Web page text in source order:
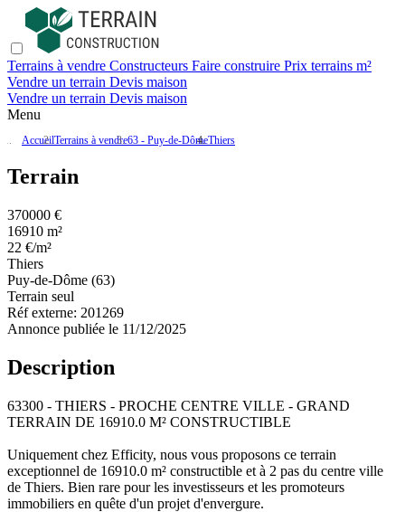
Terrains à vendre Constructeurs Faire construire Prix terrains m²
Vendre un terrain Devis maison
Vendre un terrain Devis maison
Menu
AccueilTerrains à vendre63 - Puy-de-DômeThiers
Terrain
370000 €
16910 m²
22 €/m²
Thiers
Puy-de-Dôme (63)
Terrain seul
Réf externe: 201269
Annonce publiée le 11/12/2025
Description
63300 - THIERS - PROCHE CENTRE VILLE - GRAND
TERRAIN DE 16910.0 M² CONSTRUCTIBLE
Uniquement chez Efficity, nous vous proposons ce terrain
exceptionnel de 16910.0 m² constructible et à 2 pas du centre ville
de Thiers. Bien rare pour les investisseurs et les promoteurs
immobiliers en quête d'un projet d'envergure.